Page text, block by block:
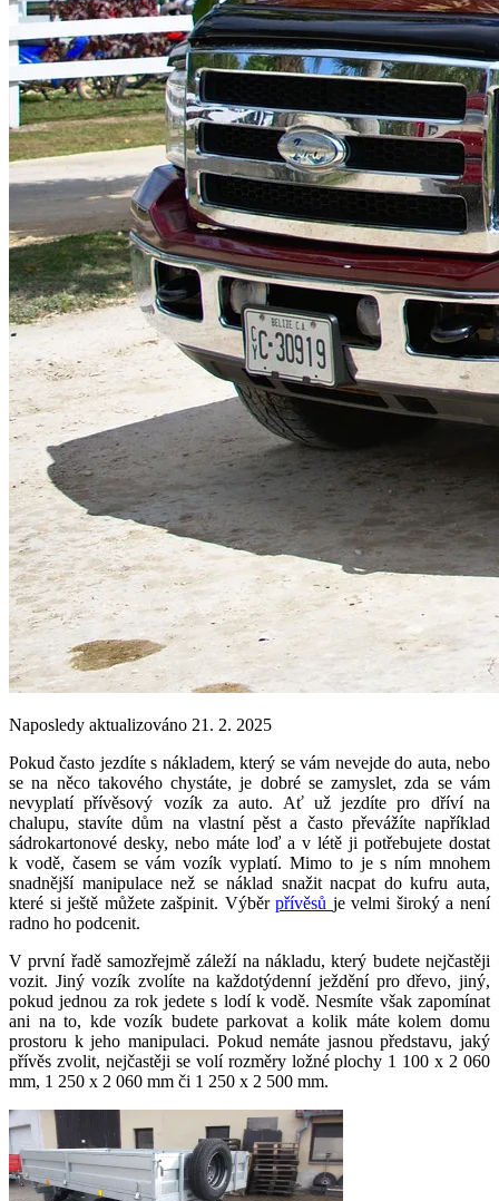
Naposledy aktualizováno 21. 2. 2025
Pokud často jezdíte s nákladem, který se vám nevejde do auta, nebo
se na něco takového chystáte, je dobré se zamyslet, zda se vám
nevyplatí přívěsový vozík za auto. Ať už jezdíte pro dříví na
chalupu, stavíte dům na vlastní pěst a často převážíte například
sádrokartonové desky, nebo máte loď a v létě ji potřebujete dostat
k vodě, časem se vám vozík vyplatí. Mimo to je s ním mnohem
snadnější manipulace než se náklad snažit nacpat do kufru auta,
které si ještě můžete zašpinit. Výběrpřívěsů je velmi široký a není
radno ho podcenit.
V první řadě samozřejmě záleží na nákladu, který budete nejčastěji
vozit. Jiný vozík zvolíte na každotýdenní ježdění pro dřevo, jiný,
pokud jednou za rok jedete s lodí k vodě. Nesmíte však zapomínat
ani na to, kde vozík budete parkovat a kolik máte kolem domu
prostoru k jeho manipulaci. Pokud nemáte jasnou představu, jaký
přívěs zvolit, nejčastěji se volí rozměry ložné plochy 1 100 x 2 060
mm, 1 250 x 2 060 mm či 1 250 x 2 500 mm.